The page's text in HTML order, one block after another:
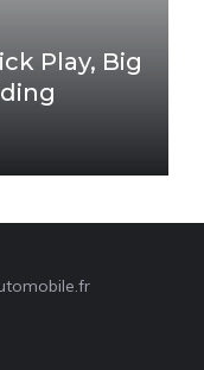
Play, Big